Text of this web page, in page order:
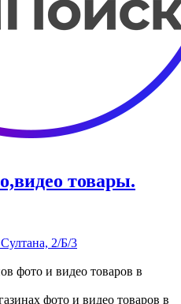
товары.
2/Б/3
фото и видео товаров в
фото и видео товаров в